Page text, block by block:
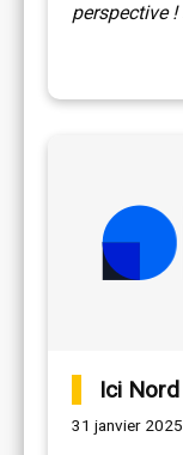
perspective !
Ici Nord
31 janvier 2025